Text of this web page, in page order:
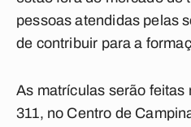
pessoas atendidas pelas
de contribuir para a
As matrículas serão feitas
311, no Centro de